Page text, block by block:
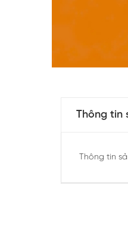
Thông tin
Thông tin